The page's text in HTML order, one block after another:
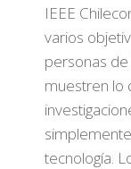
IEEE
varios
personas
muestren lo
tecnología.